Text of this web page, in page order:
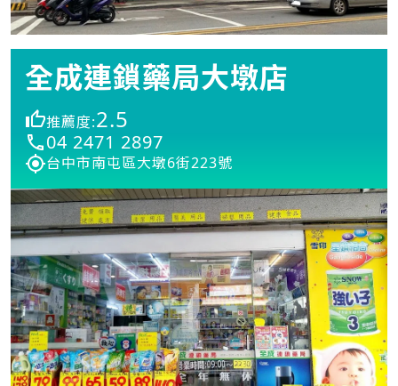
全成連鎖藥局大墩店
推薦度:2.5
04 2471 2897
台中市南屯區大墩6街223號